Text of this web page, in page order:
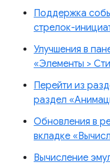
Поддержка
стрелок-
Улучшения в
«Элементы >
Перейти из
раздел
Обновления в
вкладке
Вычисление